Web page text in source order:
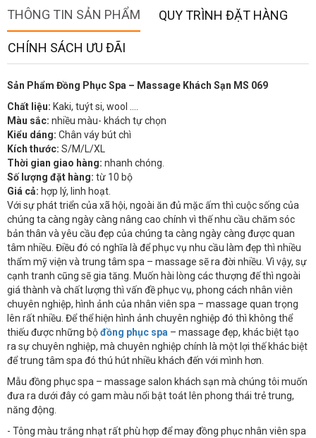
THÔNG TIN SẢN PHẨM QUY TRÌNH ĐẶT HÀNG
CHÍNH SÁCH ƯU ĐÃI
Sản Phẩm Đồng Phục Spa – Massage Khách Sạn MS 069
Chất liệu: Kaki, tuýt si, wool ….
Màu sắc: nhiều màu- khách tự chọn
Kiểu dáng: Chân váy bút chì
Kích thước: S/M/L/XL
Thời gian giao hàng: nhanh chóng.
Số lượng đặt hàng: từ 10 bộ
Giá cả: hợp lý, linh hoạt.
Với sự phát triển của xã hội, ngoài ăn đủ mặc ấm thì cuộc sống của
chúng ta càng ngày càng nâng cao chính vì thế nhu cầu chăm sóc
bản thân và yêu cầu đẹp của chúng ta càng ngày càng được quan
tâm nhiều. Điều đó có nghĩa là để phục vụ nhu cầu làm đẹp thì nhiều
thẩm mỹ viện và trung tâm spa – massage sẽ ra đời nhiều. Vì vậy, sự
cạnh tranh cũng sẽ gia tăng. Muốn hài lòng các thượng đế thì ngoài
giá thành và chất lượng thì vấn đề phục vụ, phong cách nhân viên
chuyên nghiệp, hình ảnh của nhân viên spa – massage quan trọng
lên rất nhiều. Để thể hiện hình ảnh chuyên nghiệp đó thì không thể
thiếu được những bộđồng phục spa – massage đẹp, khác biệt tạo
ra sự chuyên nghiệp, mà chuyên nghiệp chính là một lợi thế khác biệt
để trung tâm spa đó thú hút nhiều khách đến với mình hơn.
Mẫu đồng phục spa – massage salon khách sạn mà chúng tôi muốn
đưa ra dưới đây có gam màu nổi bật toát lên phong thái trẻ trung,
năng động.
- Tông màu trắng nhạt rất phù hợp để may đồng phục nhân viên spa